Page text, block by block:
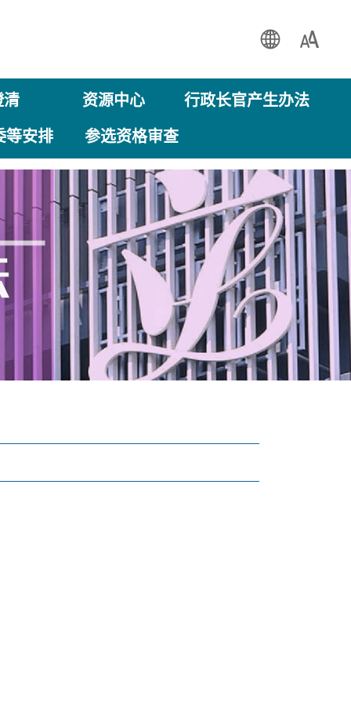
EN 繁
清 资源中心
行政长官产生办法
等安排
参选资格审查